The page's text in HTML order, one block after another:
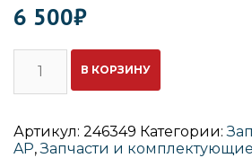
6 500₽
Количество
246349
Кассета
S,
компонента
В КОРЗИНУ
Артикул: 246349 Категории:
AP,Запчасти и